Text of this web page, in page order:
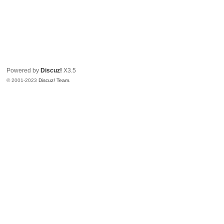
Powered by Discuz! X3.5
© 2001-2023Discuz! Team